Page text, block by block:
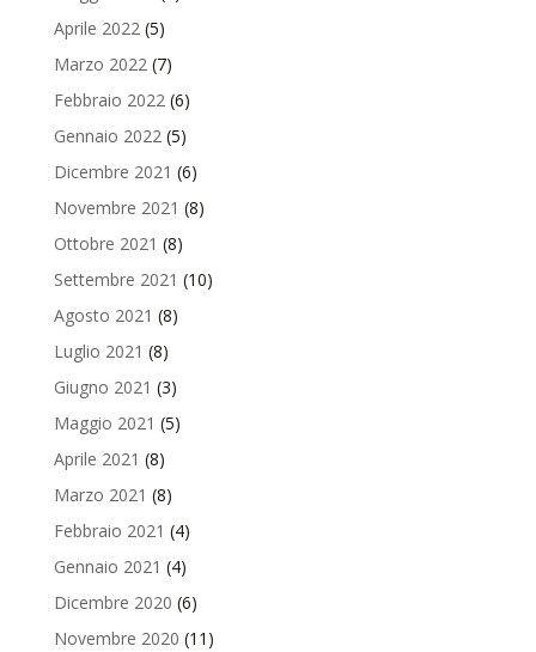
Aprile 2022(5)
Marzo 2022(7)
Febbraio 2022(6)
Gennaio 2022(5)
Dicembre 2021 (6)
Novembre 2021 (8)
Ottobre 2021 (8)
Settembre 2021 (10)
Agosto 2021 (8)
Luglio 2021 (8)
Giugno 2021 (3)
Maggio 2021 (5)
Aprile 2021 (8)
Marzo 2021 (8)
Febbraio 2021 (4)
Gennaio 2021 (4)
Dicembre 2020 (6)
Novembre 2020 (11)